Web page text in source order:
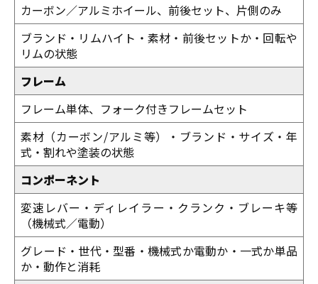
カーボン／アルミホイール、前後セット、片側のみ
ブランド・リムハイト・素材・前後セットか・回転や
リムの状態
フレーム
フレーム単体、フォーク付きフレームセット
素材（カーボン/アルミ等）・ブランド・サイズ・年
式・割れや塗装の状態
コンポーネント
変速レバー・ディレイラー・クランク・ブレーキ等
（機械式／電動）
グレード・世代・型番・機械式か電動か・一式か単品
か・動作と消耗